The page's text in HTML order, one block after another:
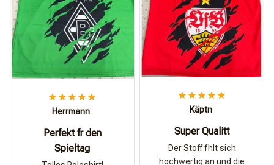
Herrmann
Perfekt fr den
Spieltag
Käptn
Super Qualitt
Der Stoff fhlt sich
hochwertig an und die